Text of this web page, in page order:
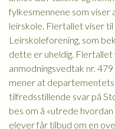
fylkesmennene som
leirskole. Flertallet viser
Leirskoleforening, som
dette er uheldig.
anmodningsvedtak nr.
mener at
tilfredsstillende svar på
bes om å «utrede
elever får tilbud om en